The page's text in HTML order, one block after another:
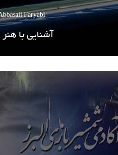
Faryabi
آشنایی با